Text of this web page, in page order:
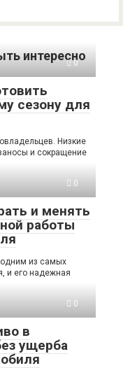
интересно
0
сезону для
Низкие
и сокращение
0
и менять
работы
одним из самых
и его надежная
0
в
ущерба